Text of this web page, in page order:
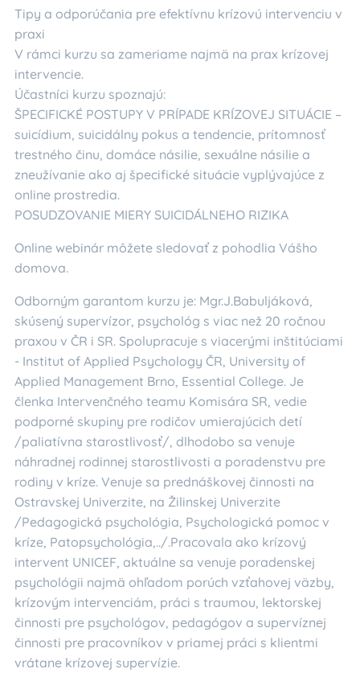
Tipy a odporúčania pre efektívnu krízovú intervenciu v
praxi
V rámci kurzu sa zameriame najmä na prax krízovej
intervencie.
Účastníci kurzu spoznajú:
ŠPECIFICKÉ POSTUPY V PRÍPADE KRÍZOVEJ SITUÁCIE –
suicídium, suicidálny pokus a tendencie, prítomnosť
trestného činu, domáce násilie, sexuálne násilie a
zneužívanie ako aj špecifické situácie vyplývajúce z
online prostredia.
POSUDZOVANIE MIERY SUICIDÁLNEHO RIZIKA
Online webinár môžete sledovať z pohodlia Vášho
domova.
Odborným garantom kurzu je: Mgr.J.Babuljáková,
skúsený supervízor, psychológ s viac než 20 ročnou
praxou v ČR i SR. Spolupracuje s viacerými inštitúciami
- Institut of Applied Psychology ČR, University of
Applied Management Brno, Essential College. Je
členka Intervenčného teamu Komisára SR, vedie
podporné skupiny pre rodičov umierajúcich detí
/paliatívna starostlivosť/, dlhodobo sa venuje
náhradnej rodinnej starostlivosti a poradenstvu pre
rodiny v kríze. Venuje sa prednáškovej činnosti na
Ostravskej Univerzite, na Žilinskej Univerzite
/Pedagogická psychológia, Psychologická pomoc v
kríze, Patopsychológia,../.Pracovala ako krízový
intervent UNICEF, aktuálne sa venuje poradenskej
psychológii najmä ohľadom porúch vzťahovej väzby,
krízovým intervenciám, práci s traumou, lektorskej
činnosti pre psychológov, pedagógov a supervíznej
činnosti pre pracovníkov v priamej práci s klientmi
vrátane krízovej supervízie.